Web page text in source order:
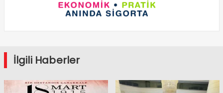
İlgili Haberler